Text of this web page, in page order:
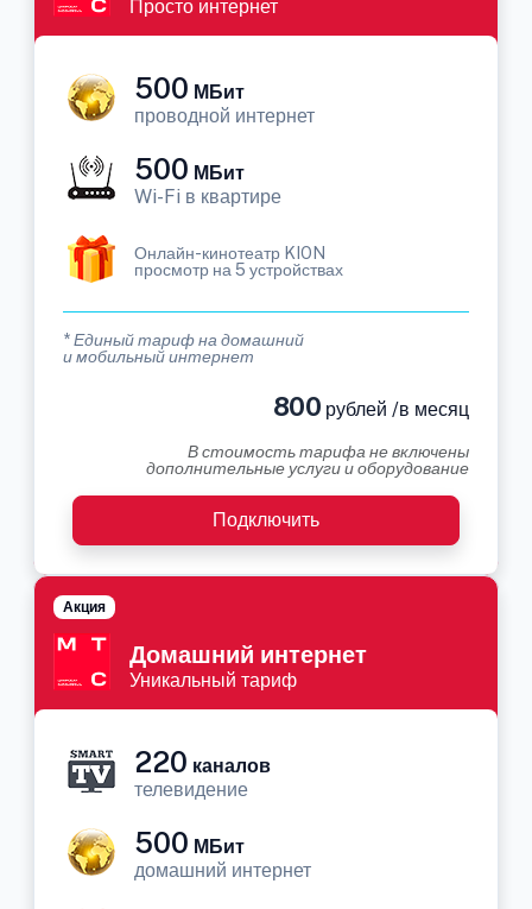
Просто интернет
500 МБит
проводной интернет
500 МБит
Wi-Fi в квартире
Онлайн-кинотеатр KION
просмотр на 5 устройствах
* Единый тариф на домашний
и мобильный интернет
800 рублей /в месяц
В стоимость тарифа не включены
дополнительные услуги и оборудование
Подключить
Домашний интернет
Уникальный тариф
Акция
220 каналов
телевидение
500 МБит
домашний интернет